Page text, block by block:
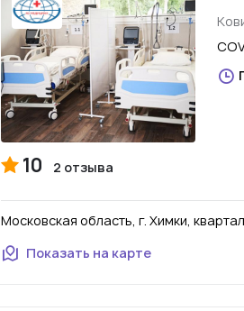
10 2 отзыва
Московская область, г. Химки,
Показать на карте